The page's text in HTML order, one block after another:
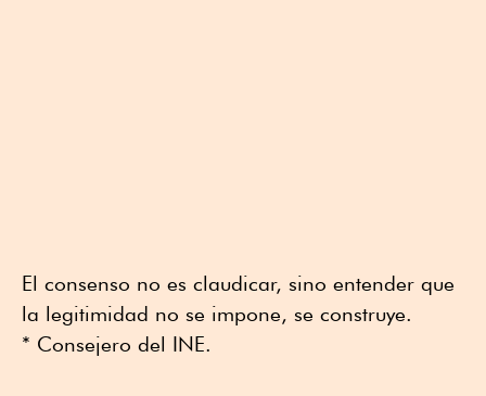
El consenso no es claudicar, sino entender que
la legitimidad no se impone, se construye.
* Consejero del INE.